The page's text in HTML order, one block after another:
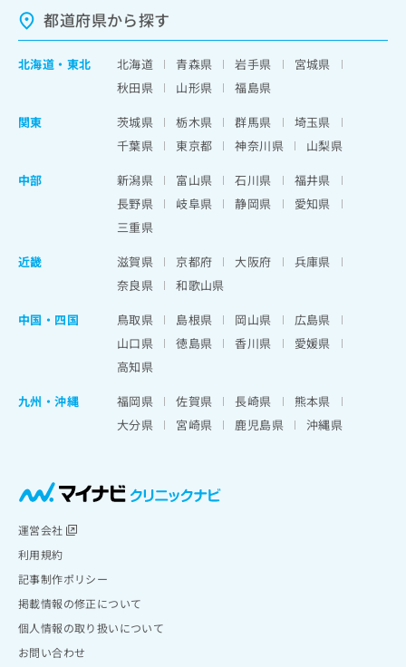
都道府県から探す
北海道 ・ 東北 北海道 青森県 岩手県
宮城県
秋田県
山形県
福島県
関東
茨城県 栃木県 群馬県
埼玉県
千葉県
東京都 神奈川県
山梨県
中部
新潟県 富山県 石川県
福井県
長野県
岐阜県 静岡県
愛知県
三重県
近畿
滋賀県 京都府 大阪府
兵庫県
奈良県
和歌山県
中国・四国
鳥取県 島根県 岡山県
広島県
山口県
徳島県 香川県
愛媛県
高知県
九州・沖縄
福岡県 佐賀県 長崎県
熊本県
大分県
宮崎県 鹿児島県 沖縄県
運営会社
利用規約
記事制作ポリシー
掲載情報の修正について
個人情報の取り扱いについて
お問い合わせ